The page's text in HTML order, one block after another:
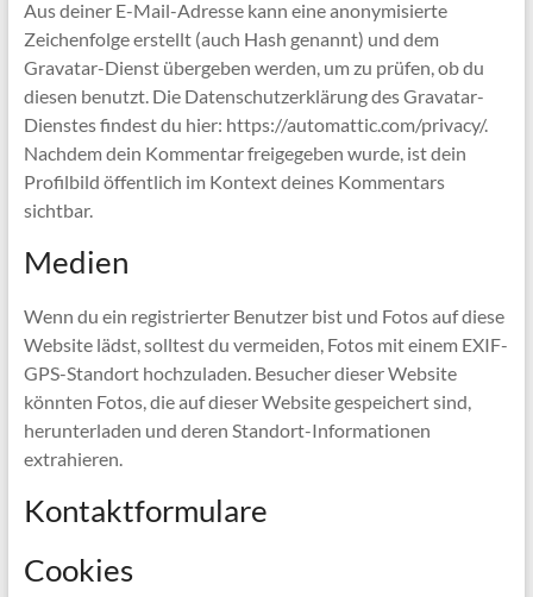
Aus deiner E-Mail-Adresse kann eine anonymisierte
Zeichenfolge erstellt (auch Hash genannt) und dem
Gravatar-Dienst übergeben werden, um zu prüfen, ob du
diesen benutzt. Die Datenschutzerklärung des Gravatar-
Dienstes findest du hier: https://automattic.com/privacy/.
Nachdem dein Kommentar freigegeben wurde, ist dein
Profilbild öffentlich im Kontext deines Kommentars
sichtbar.
Medien
Wenn du ein registrierter Benutzer bist und Fotos auf diese
Website lädst, solltest du vermeiden, Fotos mit einem EXIF-
GPS-Standort hochzuladen. Besucher dieser Website
könnten Fotos, die auf dieser Website gespeichert sind,
herunterladen und deren Standort-Informationen
extrahieren.
Kontaktformulare
Cookies